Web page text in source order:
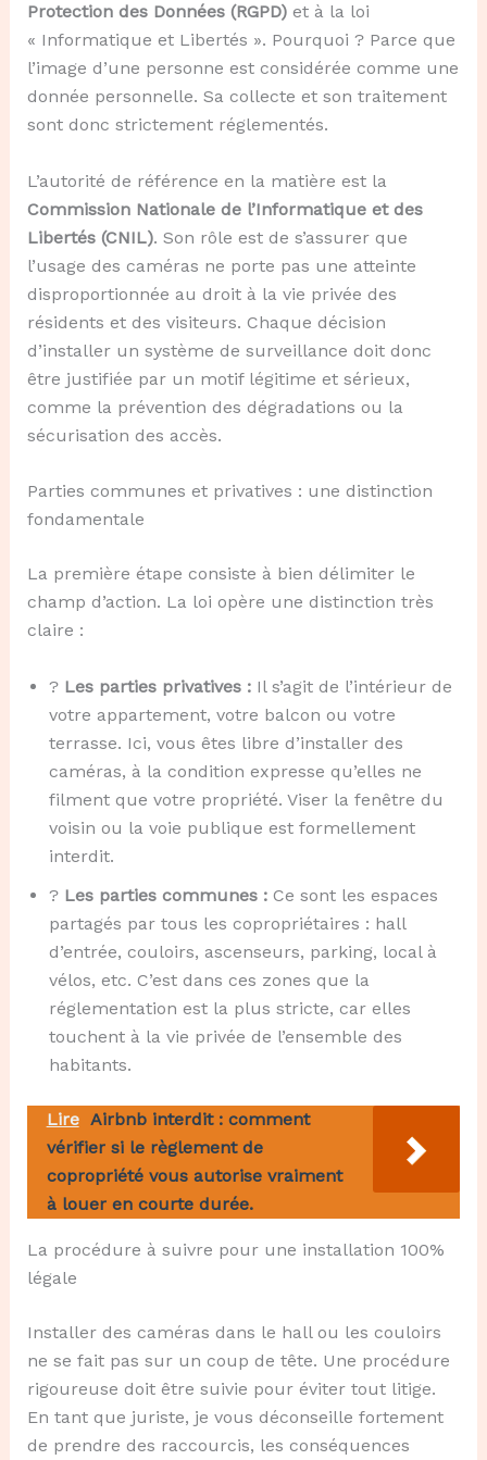
Protection des Données (RGPD)et à la loi
« Informatique et Libertés ». Pourquoi ? Parce que
l’image d’une personne est considérée comme une
donnée personnelle. Sa collecte et son traitement
sont donc strictement réglementés.
L’autorité de référence en la matière est la
Commission Nationale de l’Informatique et des
Libertés (CNIL). Son rôle est de s’assurer que
l’usage des caméras ne porte pas une atteinte
disproportionnée au droit à la vie privée des
résidents et des visiteurs. Chaque décision
d’installer un système de surveillance doit donc
être justifiée par un motif légitime et sérieux,
comme la prévention des dégradations ou la
sécurisation des accès.
Parties communes et privatives : une distinction
fondamentale
La première étape consiste à bien délimiter le
champ d’action. La loi opère une distinction très
claire :
? Les parties privatives :Il s’agit de l’intérieur de
votre appartement, votre balcon ou votre
terrasse. Ici, vous êtes libre d’installer des
caméras, à la condition expresse qu’elles ne
filment que votre propriété. Viser la fenêtre du
voisin ou la voie publique est formellement
interdit.
? Les parties communes :Ce sont les espaces
partagés par tous les copropriétaires : hall
d’entrée, couloirs, ascenseurs, parking, local à
vélos, etc. C’est dans ces zones que la
réglementation est la plus stricte, car elles
touchent à la vie privée de l’ensemble des
habitants.
Lire Airbnb interdit : comment
vérifier si le règlement de
copropriété vous autorise vraiment
à louer en courte durée.
La procédure à suivre pour une installation 100%
légale
Installer des caméras dans le hall ou les couloirs
ne se fait pas sur un coup de tête. Une procédure
rigoureuse doit être suivie pour éviter tout litige.
En tant que juriste, je vous déconseille fortement
de prendre des raccourcis, les conséquences